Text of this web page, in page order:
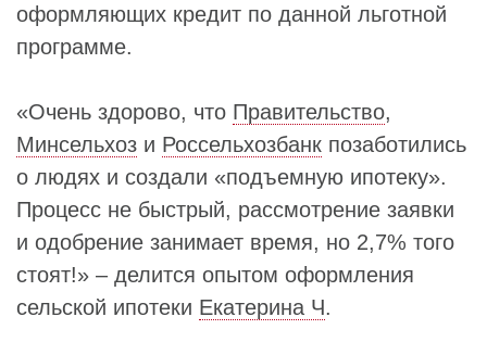
оформляющих кредит по данной льготной
программе.
«Очень здорово, что Правительство,
Минсельхоз и Россельхозбанк позаботились
о людях и создали «подъемную ипотеку».
Процесс не быстрый, рассмотрение заявки
и одобрение занимает время, но 2,7% того
стоят!» – делится опытом оформления
сельской ипотеки Екатерина Ч.